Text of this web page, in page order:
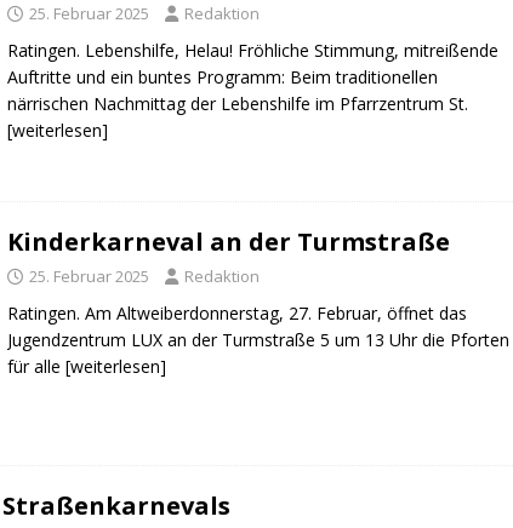
25. Februar 2025 Redaktion
Ratingen. Lebenshilfe, Helau! Fröhliche Stimmung, mitreißende
Auftritte und ein buntes Programm: Beim traditionellen
närrischen Nachmittag der Lebenshilfe im Pfarrzentrum St.
[weiterlesen]
Kinderkarneval an der Turmstraße
25. Februar 2025 Redaktion
Ratingen. Am Altweiberdonnerstag, 27. Februar, öffnet das
Jugendzentrum LUX an der Turmstraße 5 um 13 Uhr die Pforten
für alle [weiterlesen]